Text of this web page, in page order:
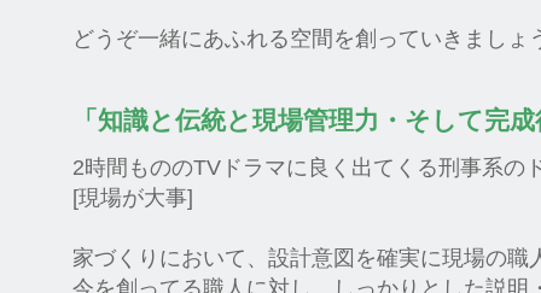
どうぞ一緒にあふれる空間を創っていきましょ
「知識と伝統と現場管理力・そして完
2時間もののTVドラマに良く出てくる刑事系
[現場が大事]
家づくりにおいて、設計意図を確実に現場の職